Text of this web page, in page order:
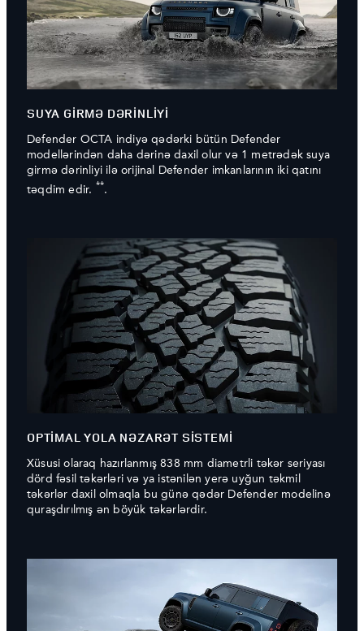
SUYA GİRMƏ DƏRİNLİYİ
Defender OCTA indiyə qədərki bütün Defender
modellərindən daha dərinə daxil olur və 1 metrədək suya
girmə dərinliyi ilə orijinal Defender imkanlarının iki qatını
təqdim edir. **.
OPTİMAL YOLA NƏZARƏT SİSTEMİ
Xüsusi olaraq hazırlanmış 838 mm diametrli təkər seriyası
dörd fəsil təkərləri və ya istənilən yerə uyğun təkmil
təkərlər daxil olmaqla bu günə qədər Defender modelinə
quraşdırılmış ən böyük təkərlərdir.